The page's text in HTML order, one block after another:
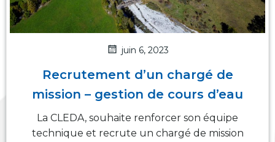
juin 6, 2023
Recrutement d’un chargé de
mission – gestion de cours d’eau
La CLEDA, souhaite renforcer son équipe
technique et recrute un chargé de mission